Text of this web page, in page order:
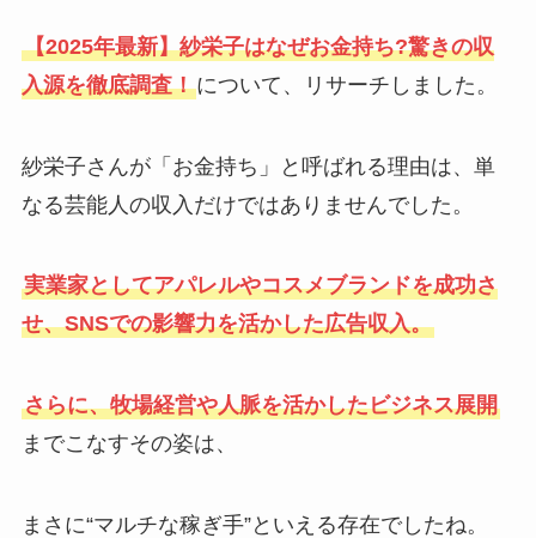
【2025年最新】紗栄子はなぜお金持ち?驚きの収
入源を徹底調査！について、リサーチしました。
紗栄子さんが「お金持ち」と呼ばれる理由は、単
なる芸能人の収入だけではありませんでした。
実業家としてアパレルやコスメブランドを成功さ
せ、SNSでの影響力を活かした広告収入。
さらに、牧場経営や人脈を活かしたビジネス展開
までこなすその姿は、
まさに“マルチな稼ぎ手”といえる存在でしたね。